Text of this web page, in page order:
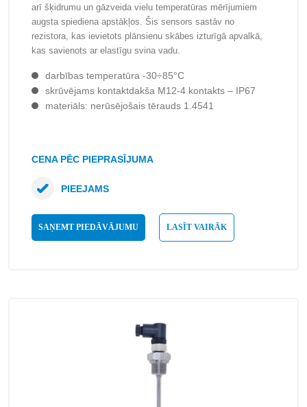
arī šķidrumu un gāzveida vielu temperatūras mērījumiem
augsta spiediena apstākļos. Šis sensors sastāv no
rezistora, kas ievietots plānsienu skābes izturīgā apvalkā,
kas savienots ar elastīgu svina vadu.
darbības temperatūra -30÷85°C
skrūvējams kontaktdakša M12-4 kontakts – IP67
materiāls: nerūsējošais tērauds 1.4541
CENA PĒC PIEPRASĪJUMA
SAŅEMT PIEDĀVĀJUMU LASĪT VAIRĀK
PIEEJAMS